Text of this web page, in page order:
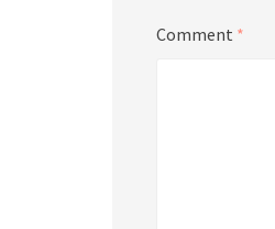
Comment *